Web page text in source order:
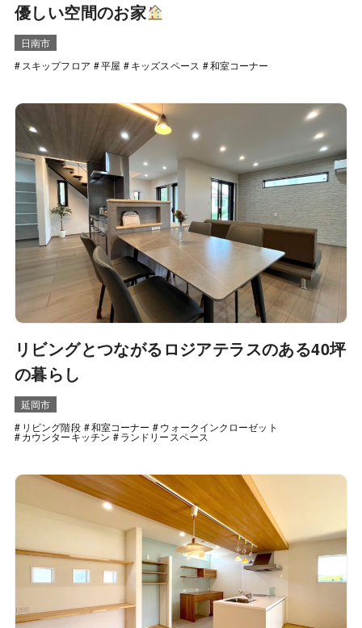
優しい空間のお家
日南市
スキップフロア
平屋 キッズスペース 和室コーナー
リビングとつながるロジアテラスのある40坪
の暮らし
延岡市
リビング階段
和室コーナー ウォークインクローゼット
カウンターキッチン ランドリースペース